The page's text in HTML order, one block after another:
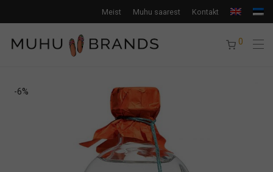
Meist Muhu saarest Kontakt
0
-6%